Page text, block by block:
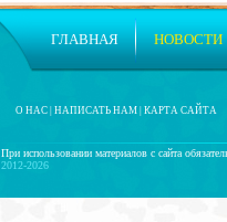
При использовании материалов с сайта
2012-2026
О НАС НАПИСАТЬ НАМ КАРТА САЙТА
ГЛАВНАЯ НОВОСТИ